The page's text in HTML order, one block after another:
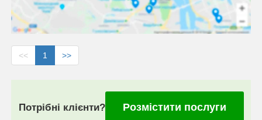
<< 1 >>
Потрібні клієнти? Розмістити послуги